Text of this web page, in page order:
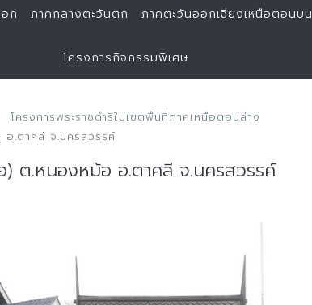
ก ภาคกลางตะวันตก ภาคตะวันออกเฉียงเหนือตอนบน
โครงการกิจกรรมพิเศษ
โครงการพระราชดำริในเขตพื้นที่ภาคเหนือตอนล่าง
.ตาคลี จ.นครสวรรค์
ต.หนองหม้อ อ.ตาคลี จ.นครสวรรค์